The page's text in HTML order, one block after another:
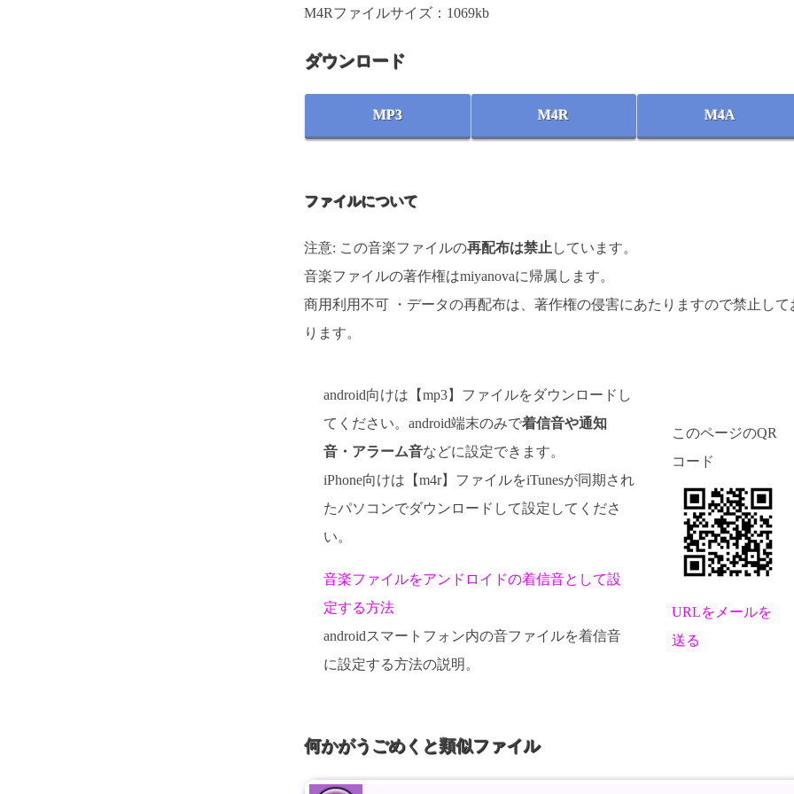
M4Rファイルサイズ：1069kb
ダウンロード
MP3 M4R M4A
ファイルについて
注意: この音楽ファイルの再配布は禁止 しています。
音楽ファイルの著作権はmiyanovaに帰属します。
商用利用不可 ・データの再配布は、著作権の侵害にあたりますので禁止して
ります。
android向けは【mp3】ファイルをダウンロードし
てください。android端末のみで着信音や通知
音・アラーム音などに設定できます。
iPhone向けは【m4r】ファイルをiTunesが同期され
たパソコンでダウンロードして設定してくださ
い。
音楽ファイルをアンドロイドの着信音として設
定する方法
androidスマートフォン内の音ファイルを着信音
に設定する方法の説明。
このページのQR
コード
URLをメールを
送る
何かがうごめくと類似ファイル